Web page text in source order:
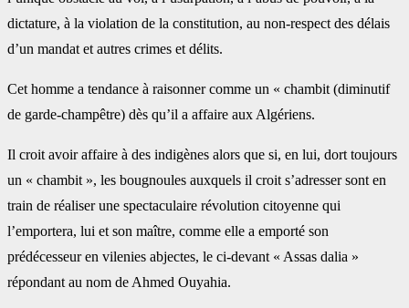
dictature, à la violation de la constitution, au non-respect des délais
d’un mandat et autres crimes et délits.
Cet homme a tendance à raisonner comme un « chambit (diminutif
de garde-champêtre) dès qu’il a affaire aux Algériens.
Il croit avoir affaire à des indigènes alors que si, en lui, dort toujours
un « chambit », les bougnoules auxquels il croit s’adresser sont en
train de réaliser une spectaculaire révolution citoyenne qui
l’emportera, lui et son maître, comme elle a emporté son
prédécesseur en vilenies abjectes, le ci-devant « Assas dalia »
répondant au nom de Ahmed Ouyahia.